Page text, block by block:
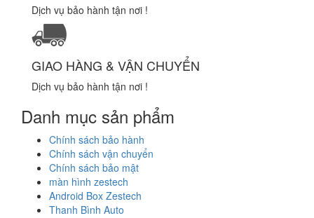
Dịch vụ bảo hành tận nơi !
GIAO HÀNG & VẬN CHUYỂN
Dịch vụ bảo hành tận nơi !
Danh mục sản phẩm
Chính sách bảo hành
Chính sách vận chuyển
Chính sách bảo mật
màn hình zestech
Android Box Zestech
Thanh Bình Auto